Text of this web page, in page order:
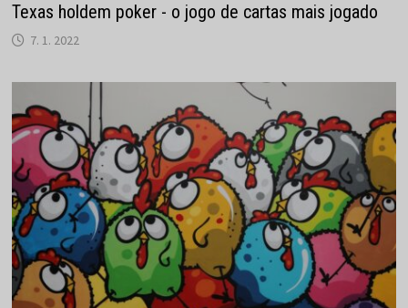
Texas holdem poker - o jogo de cartas mais jogado
7. 1. 2022